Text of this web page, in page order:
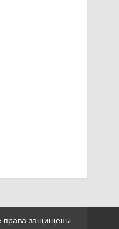
права защищены.